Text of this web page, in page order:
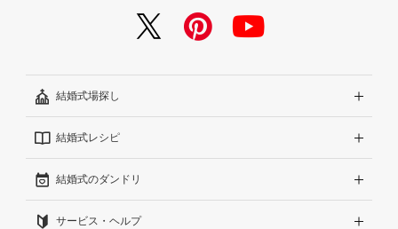
結婚式場探し
エリアから探す
こだわりから探す
雰囲気から探す
結婚式レシピ
結婚式準備レポート『ハナレポ』
結婚式当日の動画『ムビレポ』
結婚式のダンドリ
結婚準備ガイド
サービス・ヘルプ